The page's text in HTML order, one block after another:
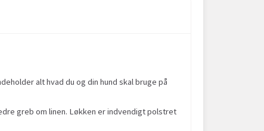
alt hvad du og din hund skal bruge på
greb om linen. Løkken er indvendigt polstret